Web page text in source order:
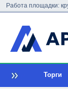
Работа площадки:
Торги